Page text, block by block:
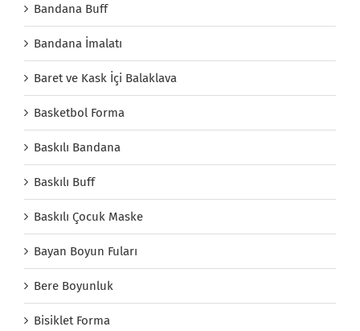
Bandana Buff
Bandana İmalatı
Baret ve Kask İçi Balaklava
Basketbol Forma
Baskılı Bandana
Baskılı Buff
Baskılı Çocuk Maske
Bayan Boyun Fuları
Bere Boyunluk
Bisiklet Forma